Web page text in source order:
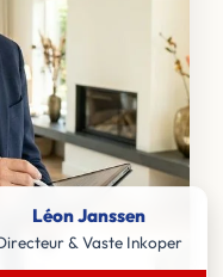
Léon Janssen
& Vaste Inkoper